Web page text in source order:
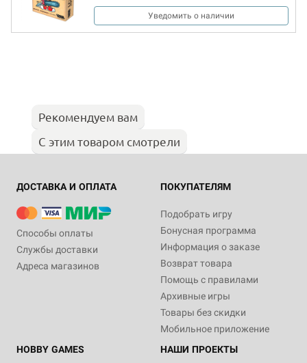
Уведомить о наличии
Рекомендуем вам
С этим товаром смотрели
ДОСТАВКА И ОПЛАТА
Способы оплаты
Службы доставки
Адреса магазинов
ПОКУПАТЕЛЯМ
Подобрать игру
Бонусная программа
Информация о заказе
Возврат товара
Помощь с правилами
Архивные игры
Товары без скидки
Мобильное приложение
HOBBY GAMES
НАШИ ПРОЕКТЫ